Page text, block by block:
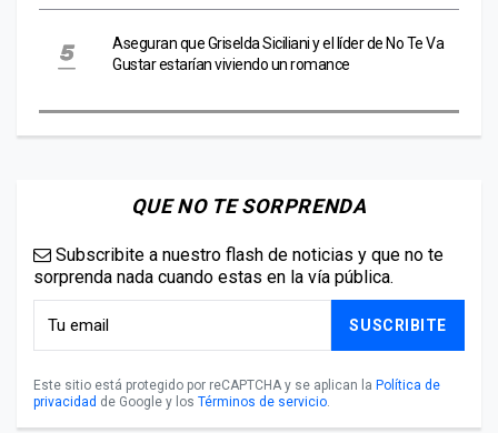
Aseguran que Griselda Siciliani y el líder de No Te Va
Gustar estarían viviendo un romance
QUE NO TE SORPRENDA
Subscribite a nuestro flash de noticias y que no te
sorprenda nada cuando estas en la vía pública.
SUSCRIBITE
Este sitio está protegido por reCAPTCHA y se aplican la Política de
privacidad de Google y los Términos de servicio.